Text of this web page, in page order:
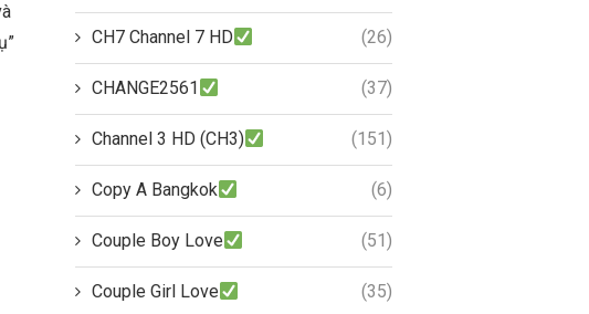
CH7 Channel 7 HD (26)
CHANGE2561 (37)
Channel 3 HD (CH3) (151)
Copy A Bangkok (6)
Couple Boy Love (51)
Couple Girl Love (35)